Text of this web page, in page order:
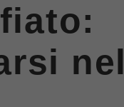
nel